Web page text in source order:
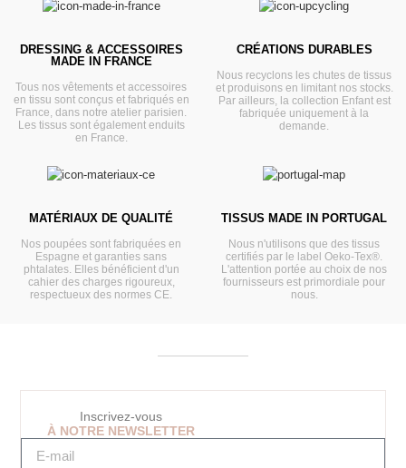
DRESSING & ACCESSOIRES
MADE IN FRANCE
Tous nos vêtements et accessoires
en tissu sont conçus et fabriqués en
France, dans notre atelier parisien.
Les tissus sont également enduits
en France.
CRÉATIONS DURABLES
Nous recyclons les chutes de tissus
et produisons en limitant nos stocks.
Par ailleurs, la collection Enfant est
fabriquée uniquement à la
demande.
MATÉRIAUX DE QUALITÉ
Nos poupées sont fabriquées en
Espagne et garanties sans
phtalates. Elles bénéficient d'un
cahier des charges rigoureux,
respectueux des normes CE.
TISSUS MADE IN PORTUGAL
Nous n'utilisons que des tissus
certifiés par le label Oeko-Tex®.
L'attention portée au choix de nos
fournisseurs est primordiale pour
nous.
Inscrivez-vous
À NOTRE NEWSLETTER